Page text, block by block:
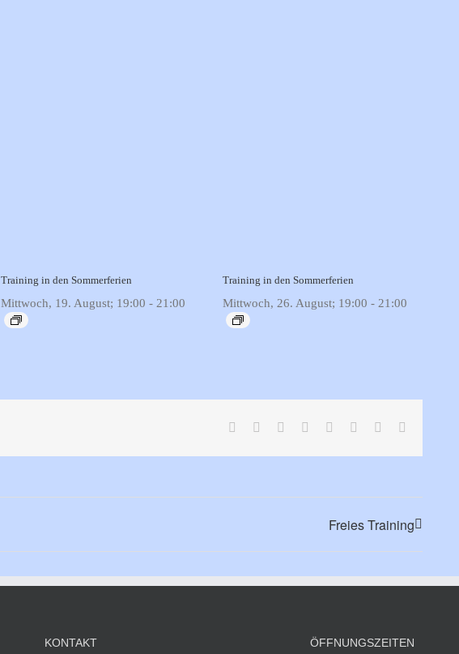
Training in den Sommerferien
Mittwoch, 19. August; 19:00 - 21:00
Training in den Sommerferien
Mittwoch, 26. August; 19:00 - 21:00
Facebook Reddit LinkedIn
TumblrPinterest
Freies Training
KONTAKT
ÖFFNUNGSZEITEN